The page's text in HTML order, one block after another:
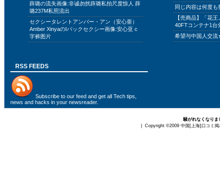
薛璐の流失画像:非诚勿扰薛璐私拍尺度惊人 薛
璐237M私照流出
セクシータレントアンバー・アン（安心亜）
Amber XinyaのIバックセクシー画像:安心亚 c
字裤图片
同じ内容は何度
【売商品】「花
40FTコンテナ1台
希望与中国人交
RSS FEEDS
Subscribe to our feed and get all Tech tips,
news and hacks in your newsreader.
騒がれなくなりま
| Copyright ©2009 中国[上海]口コミ掲